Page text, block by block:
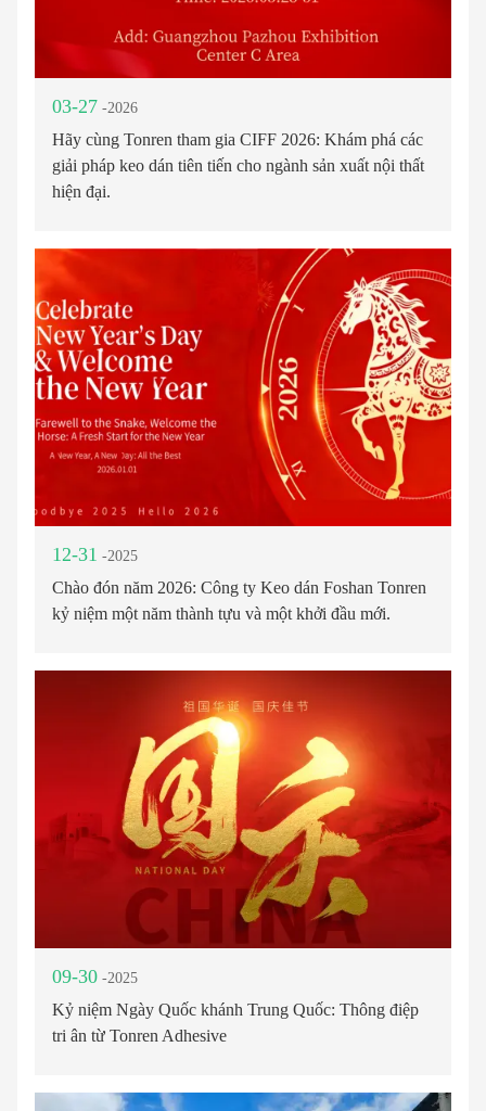
03-27 -2026
Hãy cùng Tonren tham gia CIFF 2026: Khám phá các
giải pháp keo dán tiên tiến cho ngành sản xuất nội thất
hiện đại.
12-31 -2025
Chào đón năm 2026: Công ty Keo dán Foshan Tonren
kỷ niệm một năm thành tựu và một khởi đầu mới.
09-30 -2025
Kỷ niệm Ngày Quốc khánh Trung Quốc: Thông điệp
tri ân từ Tonren Adhesive